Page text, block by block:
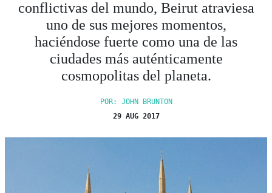
conflictivas del mundo, Beirut atraviesa
uno de sus mejores momentos,
haciéndose fuerte como una de las
ciudades más auténticamente
cosmopolitas del planeta.
POR: JOHN BRUNTON
29 AUG 2017